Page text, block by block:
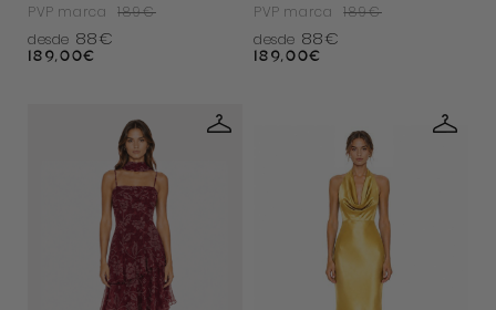
PVP marca
189€
desde 88€
189,00€
PVP marca
189€
desde 88€
189,00€